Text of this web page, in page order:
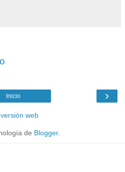
›
Inicio
web
de Blogger.